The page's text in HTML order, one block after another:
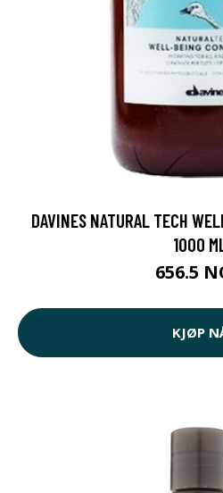
DAVINES NATURAL TECH
1000
656.5
KJØP